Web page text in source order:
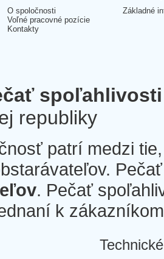
O spoločnosti
Voľné pracovné pozície
Kontakty
Základné
spoľahlivosti
republiky
patrí medzi
. Pečať
k